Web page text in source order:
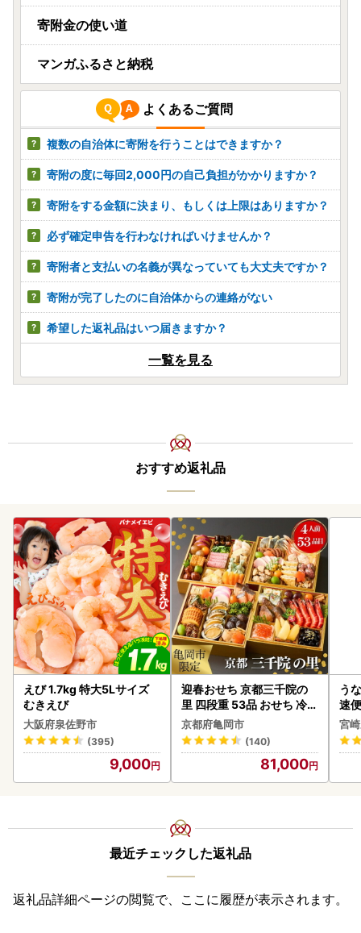
寄附金の使い道
マンガふるさと納税
よくあるご質問
複数の自治体に寄附を行うことはできますか？
寄附の度に毎回2,000円の自己負担がかかりますか？
寄附をする金額に決まり、もしくは上限はありますか？
必ず確定申告を行わなければいけませんか？
寄附者と支払いの名義が異なっていても大丈夫ですか？
寄附が完了したのに自治体からの連絡がない
希望した返礼品はいつ届きますか？
一覧を見る
おすすめ返礼品
えび 1.7kg 特大5Lサイズ
むきえび
大阪府泉佐野市
(395)
9,000
迎春おせち 京都三千院の
里 四段重 53品 おせち 冷蔵
2027 先行予約
京都府亀岡市
(140)
81,000
う
速
g以
宮
最近チェックした返礼品
返礼品詳細ページの閲覧で、ここに履歴が表示されます。